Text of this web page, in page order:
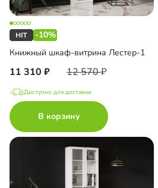
-10%
Книжный шкаф-витрина Лестер-1
11 310 12 570
Доступно для доставки
В корзину